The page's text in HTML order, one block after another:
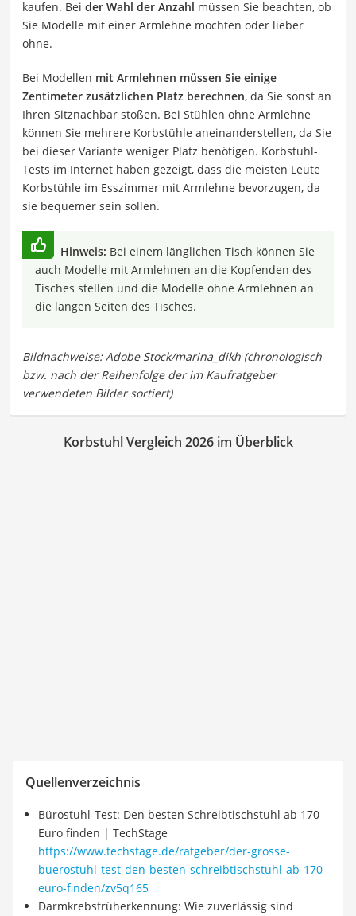
kaufen. Bei der Wahl der Anzahl müssen Sie beachten, ob
Sie Modelle mit einer Armlehne möchten oder lieber
ohne.
Bei Modellen mit Armlehnen müssen Sie einige
Zentimeter zusätzlichen Platz berechnen, da Sie sonst an
Ihren Sitznachbar stoßen. Bei Stühlen ohne Armlehne
können Sie mehrere Korbstühle aneinanderstellen, da Sie
bei dieser Variante weniger Platz benötigen. Korbstuhl-
Tests im Internet haben gezeigt, dass die meisten Leute
Korbstühle im Esszimmer mit Armlehne bevorzugen, da
sie bequemer sein sollen.
Hinweis: Bei einem länglichen Tisch können Sie
auch Modelle mit Armlehnen an die Kopfenden des
Tisches stellen und die Modelle ohne Armlehnen an
die langen Seiten des Tisches.
Korbstuhl Vergleich 2026 im Überblick
Quellenverzeichnis
Bürostuhl-Test: Den besten Schreibtischstuhl ab 170
Euro finden | TechStage
https://www.techstage.de/ratgeber/der-grosse-
buerostuhl-test-den-besten-schreibtischstuhl-ab-170-
euro-finden/zv5q165
Darmkrebsfrüherkennung: Wie zuverlässig sind